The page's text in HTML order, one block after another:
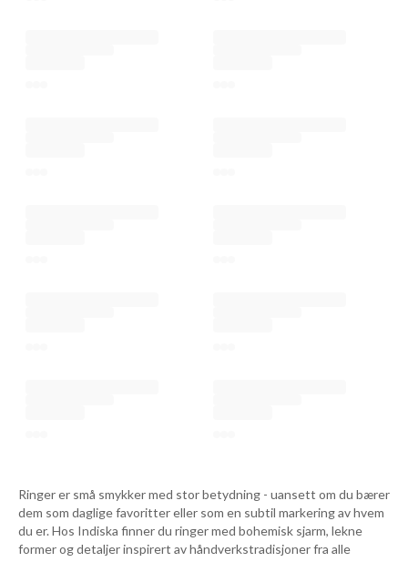
Ringer er små smykker med stor betydning - uansett om du bærer
dem som daglige favoritter eller som en subtil markering av hvem
du er. Hos Indiska finner du ringer med bohemisk sjarm, lekne
former og detaljer inspirert av håndverkstradisjoner fra alle